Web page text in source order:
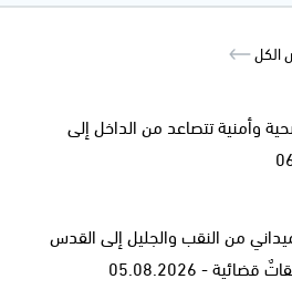
الكل
وأمنية تتصاعد من الداخل إلى
من النقب والجليل إلى القدس
- 05.08.2026